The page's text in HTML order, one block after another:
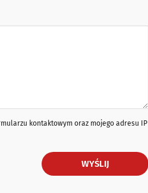
kontaktowym oraz mojego adresu IP
WYŚLIJ